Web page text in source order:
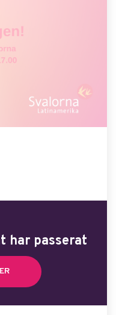
har passerat